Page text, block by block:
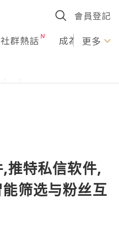
會員登記
社群熱話 成為U更多
推特私信软件,
筛选与粉丝互